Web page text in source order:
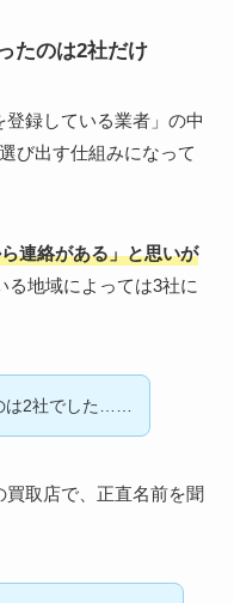
たのは2社だけ
録している業者」の中
び出す仕組みになって
連絡がある」と思いが
る地域によっては3社に
は2社でした……
取店で、正直名前を聞